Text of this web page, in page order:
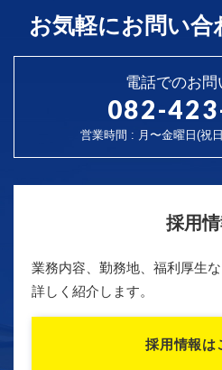
お気軽にお問い合
電話でのお
082-
営業時間 : 月〜金曜日(祝
採用
業務内容、勤務地、福利厚生
詳しく紹介します。
採用情報は